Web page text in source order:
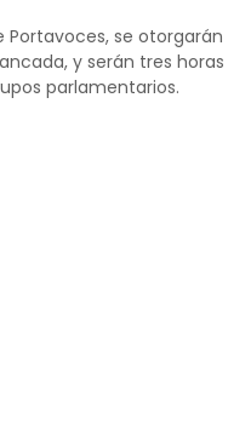
Portavoces, se otorgarán
y serán tres horas
parlamentarios.